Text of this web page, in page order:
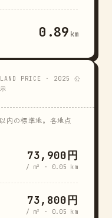
0.89 km
LAND PRICE · 2025 公
示
内の標準地。各地点
73,900円
/ m² · 0.05 km
73,800円
/ m² · 0.05 km